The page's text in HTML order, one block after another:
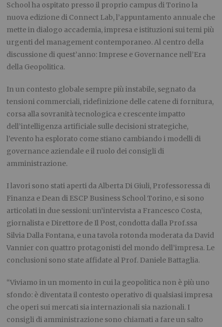
School ha ospitato presso il proprio campus di Torino la
nuova edizione di Connect Lab, l’appuntamento annuale che
mette in dialogo accademia, impresa e istituzioni sui temi più
urgenti del management contemporaneo. Al centro della
discussione di quest’anno: Imprese e Governance nell’Era
della Geopolitica.
In un contesto globale sempre più instabile, segnato da
tensioni commerciali, ridefinizione delle catene di fornitura,
corsa alla sovranità tecnologica e crescente impatto
dell’intelligenza artificiale sulle decisioni strategiche,
l’evento ha esplorato come stiano cambiando i modelli di
governance aziendale e il ruolo dei consigli di
amministrazione.
I lavori sono stati aperti da Alberta Di Giuli, Professoressa di
Finanza e Dean di ESCP Business School Torino, e si sono
articolati in due sessioni: un’intervista a Francesco Costa,
giornalista e Direttore de Il Post, condotta dalla Prof.ssa
Silvia Dalla Fontana, e una tavola rotonda moderata da David
Vannier con quattro protagonisti del mondo dell’impresa. Le
conclusioni sono state affidate al Prof. Daniele Battaglia.
“Viviamo in un momento in cui la geopolitica non è più uno
sfondo: è diventata il contesto operativo di qualsiasi impresa
che operi sui mercati sia internazionali sia nazionali. I
consigli di amministrazione sono chiamati a fare un salto